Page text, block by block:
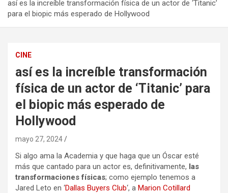
así es la increíble transformación física de un actor de ‘Titanic’
para el biopic más esperado de Hollywood
CINE
así es la increíble transformación
física de un actor de ‘Titanic’ para
el biopic más esperado de
Hollywood
mayo 27, 2024
Si algo ama la Academia y que haga que un Óscar esté
más que cantado para un actor es, definitivamente, las
transformaciones físicas; como ejemplo tenemos a
Jared Leto en ‘Dallas Buyers Club‘, a Marion Cotillard